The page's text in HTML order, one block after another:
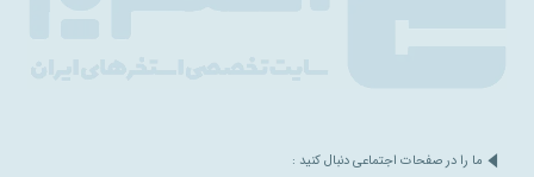
ما را در صفحات اجتماعی دنبال کنید :